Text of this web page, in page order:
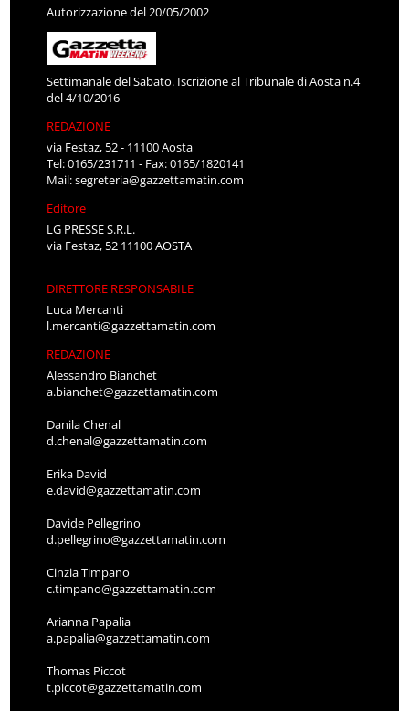
Autorizzazione del 20/05/2002
Settimanale del Sabato. Iscrizione al Tribunale di Aosta n.4
del 4/10/2016
REDAZIONE
via Festaz, 52 - 11100 Aosta
Tel: 0165/231711 - Fax: 0165/1820141
Mail:segreteria@gazzettamatin.com
Editore
LG PRESSE S.R.L.
via Festaz, 52 11100 AOSTA
DIRETTORE RESPONSABILE
Luca Mercanti
l.mercanti@gazzettamatin.com
REDAZIONE
Alessandro Bianchet
a.bianchet@gazzettamatin.com
Danila Chenal
d.chenal@gazzettamatin.com
Erika David
e.david@gazzettamatin.com
Davide Pellegrino
d.pellegrino@gazzettamatin.com
Cinzia Timpano
c.timpano@gazzettamatin.com
Arianna Papalia
a.papalia@gazzettamatin.com
Thomas Piccot
t.piccot@gazzettamatin.com